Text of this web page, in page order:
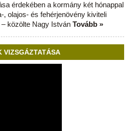
érdekében a kormány két hónappal
, olajos- és fehérjenövény kiviteli
közölte Nagy István Tovább »
VIZSGÁZTATÁSA